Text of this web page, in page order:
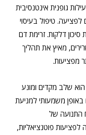
גופנית אינטנסיבית
לפציעה. טיפול בעיסוי
דלקות. זרימת דם
מאיץ את תהליך
מפציעות.
הוא שלב מקדים ומונע
באופן משמעותי למניעת
התנועה של
פוטנציאליות,